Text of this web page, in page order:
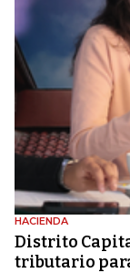
HACIENDA
Distrito
tributario